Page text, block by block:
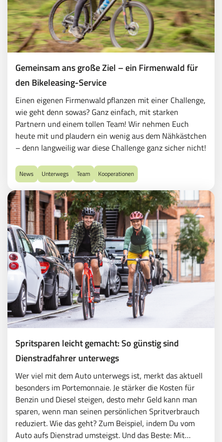
für
das
Leasen
von
E-
Bikes,
Pedelecs
Gemeinsam ans große Ziel – ein Firmenwald für
den Bikeleasing-Service
Einen eigenen Firmenwald pflanzen mit einer Challenge,
wie geht denn sowas? Ganz einfach, mit starken
Partnern und einem tollen Team! Wir nehmen Euch
heute mit und plaudern ein wenig aus dem Nähkästchen
– denn langweilig war diese Challenge ganz sicher nicht!
News Unterwegs Team Kooperationen
Spritsparen leicht gemacht: So günstig sind
Dienstradfahrer unterwegs
Wer viel mit dem Auto unterwegs ist, merkt das aktuell
besonders im Portemonnaie. Je stärker die Kosten für
Benzin und Diesel steigen, desto mehr Geld kann man
sparen, wenn man seinen persönlichen Spritverbrauch
reduziert. Wie das geht? Zum Beispiel, indem Du vom
Auto aufs Dienstrad umsteigst. Und das Beste: Mit